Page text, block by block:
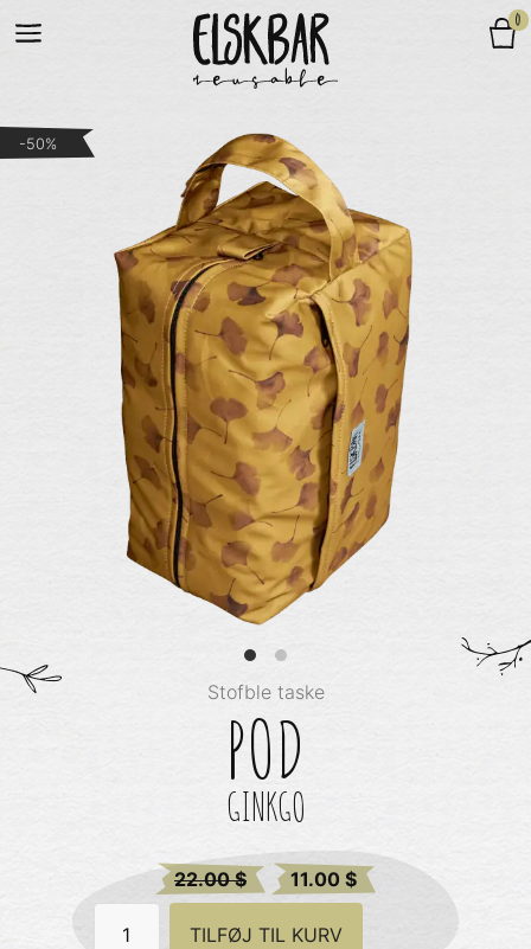
0
-50%
Stofble taske
POD
GINKGO
Original
price
was:
22.00$
Current
price
is:
11.00 $
TILFØJ TIL KURV